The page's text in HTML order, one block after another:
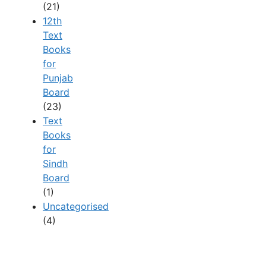
(21)
12th
Text
Books
for
Punjab
Board
(23)
Text
Books
for
Sindh
Board
(1)
Uncategorised
(4)